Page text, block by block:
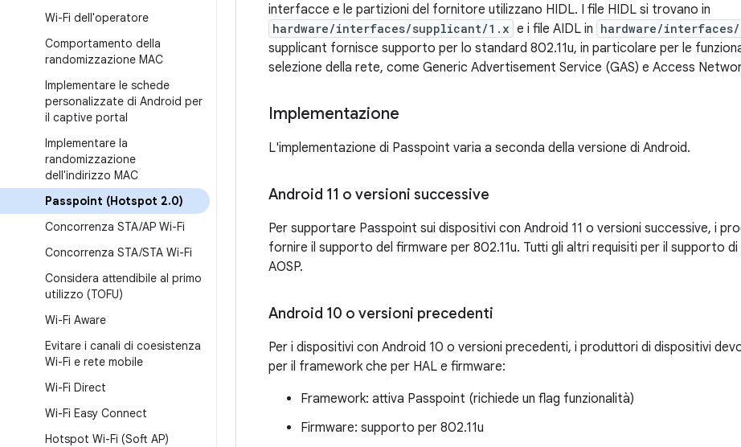
Wi-Fi dell'operatore
Comportamento della
randomizzazione MAC
Implementare le schede
personalizzate di Android per
il captive portal
Implementare la
randomizzazione
dell'indirizzo MAC
Passpoint (Hotspot 2.0)
Concorrenza STA/AP Wi-Fi
Concorrenza STA/STA Wi-Fi
Considera attendibile al primo
utilizzo (TOFU)
Wi-Fi Aware
Evitare i canali di coesistenza
Wi-Fi e rete mobile
Wi-Fi Direct
Wi-Fi Easy Connect
Hotspot Wi-Fi (Soft AP)
interfacce e le partizioni del fornitore utilizzano HIDL. I file HIDL si trovano in
hardware/interfaces/supplicant/1.x e i file AIDL in hardware/
supplicant fornisce supporto per lo standard 802.11u, in particolare per le
selezione della rete, come Generic Advertisement Service (GAS) e Access
Implementazione
L'implementazione di Passpoint varia a seconda della versione di Android.
Android 11 o versioni successive
Per supportare Passpoint sui dispositivi con Android 11 o versioni successive, i
fornire il supporto del firmware per 802.11u. Tutti gli altri requisiti per il supporto di
AOSP.
Android 10 o versioni precedenti
Per i dispositivi con Android 10 o versioni precedenti, i produttori di dispositivi
per il framework che per HAL e firmware:
Framework: attiva Passpoint (richiede un flag funzionalità)
Firmware: supporto per 802.11u